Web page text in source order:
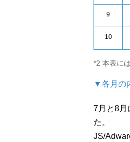
9
10
*2 本表に
▼各月の
7月と8月
た。
JS/